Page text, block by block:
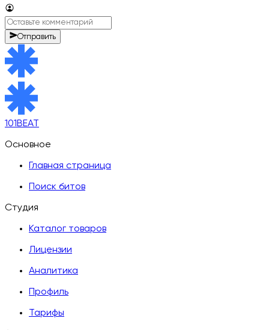
Отправить
101BEAT
Основное
Главная страница
Поиск битов
Студия
Каталог товаров
Лицензии
Аналитика
Профиль
Тарифы